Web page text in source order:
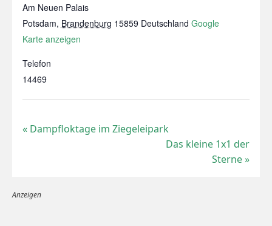
Am Neuen Palais
Potsdam, Brandenburg 15859 Deutschland Google
Karte anzeigen
Telefon
14469
«Dampfloktage im Ziegeleipark
Das kleine 1x1 der
Sterne»
Anzeigen